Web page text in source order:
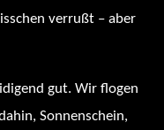
verrußt – aber
gut. Wir flogen
Sonnenschein,